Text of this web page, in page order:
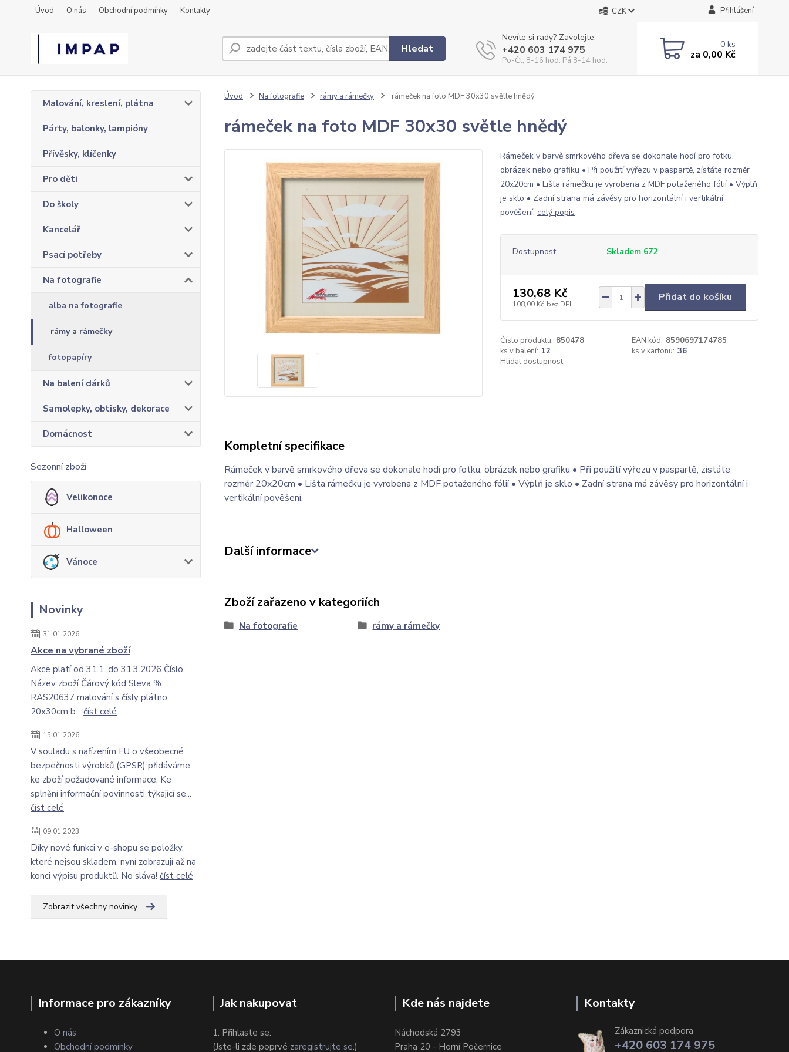
Úvod O nás Obchodní podmínky Kontakty CZK Přihlášení
Hledat
Nevíte si rady? Zavolejte.
+420 603 174 975
Po-Čt, 8-16 hod. Pá 8-14 hod.
0ks
za 0,00 Kč
Malování, kreslení, plátna
Párty, balonky, lampióny
Přívěsky, klíčenky
Pro děti
Do školy
Kancelář
Psací potřeby
Na fotografie
alba na fotografie
rámy a rámečky
fotopapíry
Na balení dárků
Samolepky, obtisky, dekorace
Domácnost
Sezonní zboží
Velikonoce
Halloween
Vánoce
Novinky
31.01.2026
Akce na vybrané zboží
Akce platí od 31.1. do 31.3.2026 Číslo
Název zboží Čárový kód Sleva %
RAS20637 malování s čísly plátno
20x30cm b... číst celé
15.01.2026
V souladu s nařízením EU o všeobecné
bezpečnosti výrobků (GPSR) přidáváme
ke zboží požadované informace. Ke
splnění informační povinnosti týkající se...
číst celé
09.01.2023
Díky nové funkci v e-shopu se položky,
které nejsou skladem, nyní zobrazují až na
konci výpisu produktů. No sláva! číst celé
Zobrazit všechny novinky
Úvod Na fotografie rámy a rámečky rámeček na foto MDF 30x30 světle hnědý
rámeček na foto MDF 30x30 světle hnědý
Rámeček v barvě smrkového dřeva se dokonale hodí pro fotku,
obrázek nebo grafiku • Při použití výřezu v paspartě, zístáte rozměr
20x20cm • Lišta rámečku je vyrobena z MDF potaženého fólií • Výplň
je sklo • Zadní strana má závěsy pro horizontální i vertikální
pověšení. celý popis
Dostupnost Skladem 672
130,68 Kč
108,00 Kč bez DPH
Přidat do košíku
Číslo produktu: 850478 EAN kód: 8590697174785
ks v balení: 12 ks v kartonu: 36
Hlídat dostupnost
Kompletní specifikace
Rámeček v barvě smrkového dřeva se dokonale hodí pro fotku, obrázek nebo grafiku • Při použití výřezu v paspartě, zístáte
rozměr 20x20cm • Lišta rámečku je vyrobena z MDF potaženého fólií • Výplň je sklo • Zadní strana má závěsy pro horizontální i
vertikální pověšení.
Další informace
Zboží zařazeno v kategoriích
Na fotografie rámy a rámečky
Informace pro zákazníky
O nás
Obchodní podmínky
Jak nakupovat
1. Přihlaste se.
(Jste-li zde poprvé zaregistrujte se.)
Kde nás najdete
Náchodská 2793
Praha 20 - Horní Počernice
Kontakty
Zákaznická podpora
+420 603 174 975